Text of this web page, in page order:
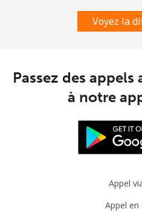
Voyez la
Passez des
à notre
Appel
Appel en